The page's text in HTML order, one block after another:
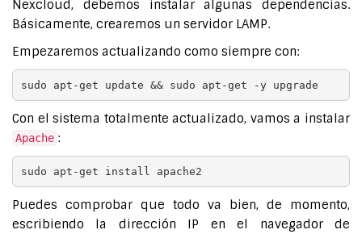
Nexcloud, debemos instalar algunas dependencias.
Básicamente, crearemos un servidor LAMP.
Empezaremos actualizando como siempre con:
sudo apt-get update && sudo apt-get -y upgrade
Con el sistema totalmente actualizado, vamos a instalar
Apache :
sudo apt-get install apache2
Puedes comprobar que todo va bien, de momento,
escribiendo la dirección IP en el navegador de